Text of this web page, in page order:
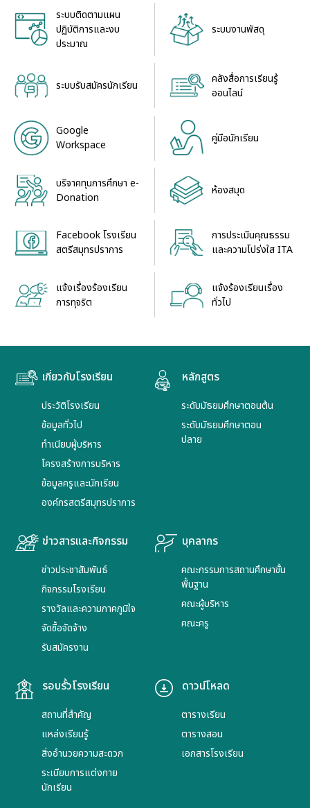
ระบบติดตามแผน
ปฏิบัติการและงบ
ประมาณ
ระบบงานพัสดุ
ระบบรับสมัครนักเรียน
คลังสื่อการเรียนรู้
ออนไลน์
Google
Workspace
คู่มือนักเรียน
บริจาคทุนการศึกษา e-
Donation
ห้องสมุด
Facebook โรงเรียน
สตรีสมุทรปราการ
การประเมินคุณธรรม
และความโปร่งใส ITA
แจ้งเรื่องร้องเรียน
การทุจริต
แจ้งร้องเรียนเรื่อง
ทั่วไป
เกี่ยวกับโรงเรียน
ประวัติโรงเรียน
ข้อมูลทั่วไป
ทำเนียบผู้บริหาร
โครงสร้างการบริหาร
ข้อมูลครูและนักเรียน
องค์กรสตรีสมุทรปราการ
หลักสูตร
ระดับมัธยมศึกษาตอนต้น
ระดับมัธยมศึกษาตอน
ปลาย
ข่าวสารและกิจกรรม
ข่าวประชาสัมพันธ์
กิจกรรมโรงเรียน
รางวัลและความภาคภูมิใจ
จัดซื้อจัดจ้าง
รับสมัครงาน
บุคลากร
คณะกรรมการสถานศึกษาขั้น
พื้นฐาน
คณะผู้บริหาร
คณะครู
รอบรั้วโรงเรียน
สถานที่สำคัญ
แหล่งเรียนรู้
สิ่งอำนวยความสะดวก
ระเบียบการแต่งกาย
นักเรียน
ดาวน์โหลด
ตารางเรียน
ตารางสอน
เอกสารโรงเรียน